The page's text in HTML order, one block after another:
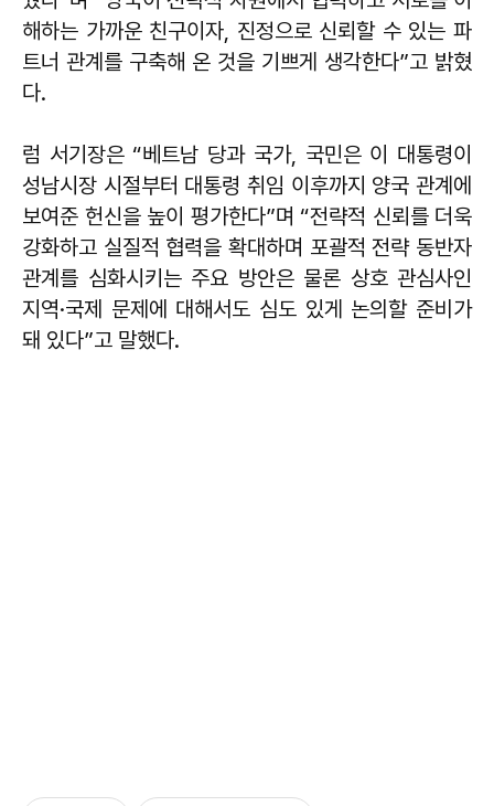
해하는 가까운 친구이자, 진정으로 신뢰할 수 있는 파
트너 관계를 구축해 온 것을 기쁘게 생각한다”고 밝혔
다.
럼 서기장은 “베트남 당과 국가, 국민은 이 대통령이
성남시장 시절부터 대통령 취임 이후까지 양국 관계에
보여준 헌신을 높이 평가한다”며 “전략적 신뢰를 더욱
강화하고 실질적 협력을 확대하며 포괄적 전략 동반자
관계를 심화시키는 주요 방안은 물론 상호 관심사인
지역·국제 문제에 대해서도 심도 있게 논의할 준비가
돼 있다”고 말했다.